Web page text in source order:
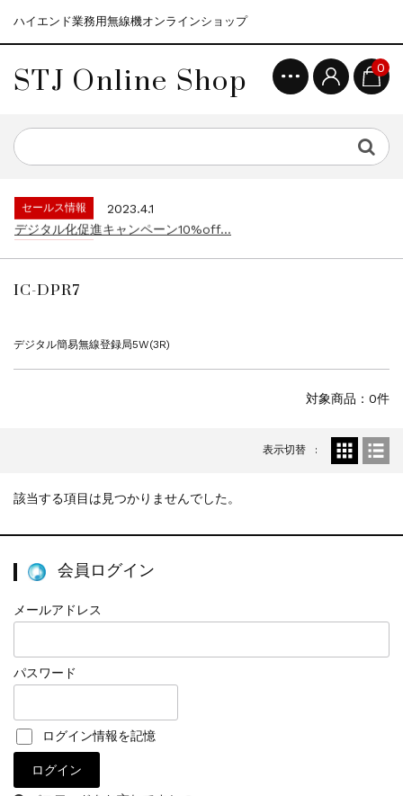
ハイエンド業務用無線機オンラインショップ
STJ Online Shop 0
セールス情報
2021.4.12
モトローラ無線機本体キャンペーン15%o...
５月大型連休に伴う営業日のお知らせ...
セールス情報
2023.4.1
セールス情報
2021.4.12
モトローラ無線機本体キャンペーン15%o...
セールス情報
セールス情報
2021.4.12
IC-DPR7
デジタル簡易無線登録局5W(3R)
対象商品：0件
表示切替
該当する項目は見つかりませんでした。
会員ログイン
メールアドレス
パスワード
ログイン情報を記憶